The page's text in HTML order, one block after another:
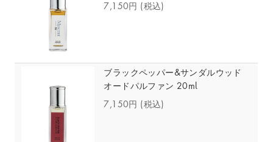
7,150円 (税込)
ブラックペッパー&サンダルウッド
オードパルファン 20ml
7,150円 (税込)